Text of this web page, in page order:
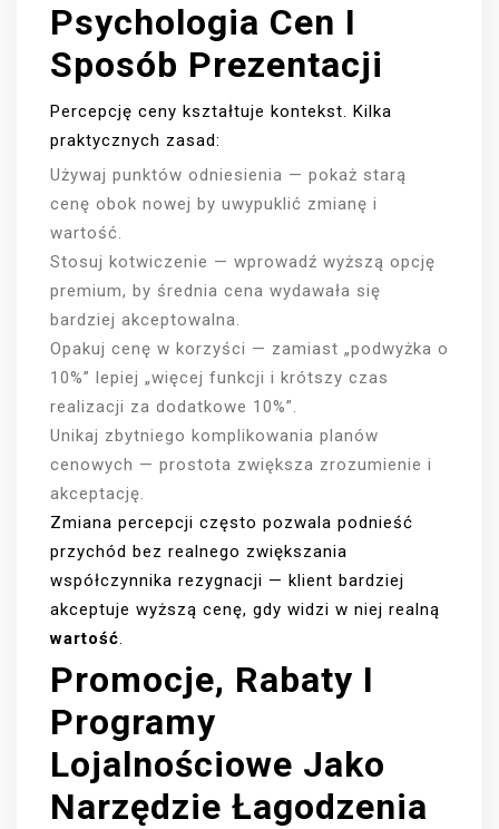
Psychologia Cen I
Sposób Prezentacji
Percepcję ceny kształtuje kontekst. Kilka
praktycznych zasad:
Używaj punktów odniesienia — pokaż starą
cenę obok nowej by uwypuklić zmianę i
wartość.
Stosuj kotwiczenie — wprowadź wyższą opcję
premium, by średnia cena wydawała się
bardziej akceptowalna.
Opakuj cenę w korzyści — zamiast „podwyżka o
10%” lepiej „więcej funkcji i krótszy czas
realizacji za dodatkowe 10%”.
Unikaj zbytniego komplikowania planów
cenowych — prostota zwiększa zrozumienie i
akceptację.
Zmiana percepcji często pozwala podnieść
przychód bez realnego zwiększania
współczynnika rezygnacji — klient bardziej
akceptuje wyższą cenę, gdy widzi w niej realną
wartość.
Promocje, Rabaty I
Programy
Lojalnościowe Jako
Narzędzie Łagodzenia